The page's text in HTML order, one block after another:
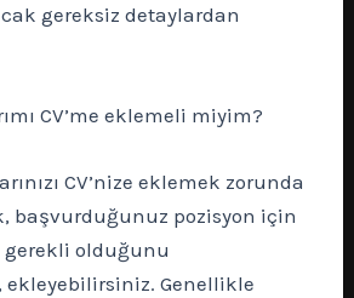
gereksiz detaylardan
CV’me eklemeli miyim?
CV’nize eklemek zorunda
başvurduğunuz pozisyon için
gerekli olduğunu
ekleyebilirsiniz. Genellikle